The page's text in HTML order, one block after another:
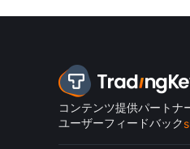
コンテンツ提供パートナ
ユーザーフィードバック